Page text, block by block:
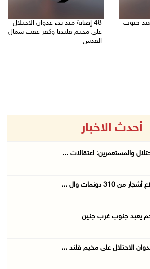
جنوب
48 إصابة منذ بدء عدوان الاحتلال
على مخيم قلنديا وكفر عقب شمال
القدس
أحدث الاخبار
والمستعمرين: اعتقالات ...
310 دونمات وال ...
يعبد جنوب غرب جنين